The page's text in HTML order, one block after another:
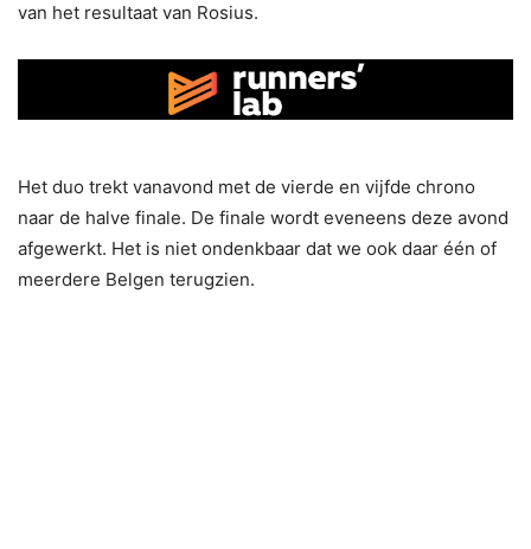
van het resultaat van Rosius.
Het duo trekt vanavond met de vierde en vijfde chrono
naar de halve finale. De finale wordt eveneens deze avond
afgewerkt. Het is niet ondenkbaar dat we ook daar één of
meerdere Belgen terugzien.